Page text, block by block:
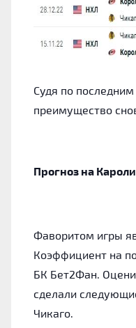
Судя по
преимущество
Прогноз на
Фаворитом игры
Коэффициент на
БК Бет2Фан.
сделали
Чикаго.